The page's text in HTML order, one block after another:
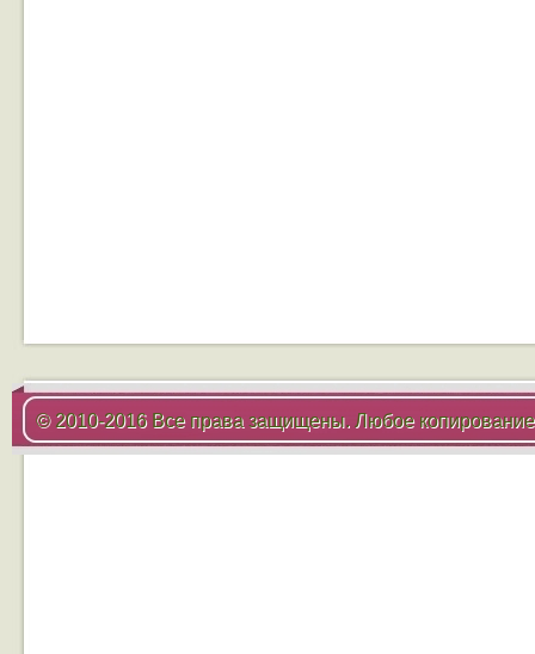
© 2010-2016 Все права защищены. Любое